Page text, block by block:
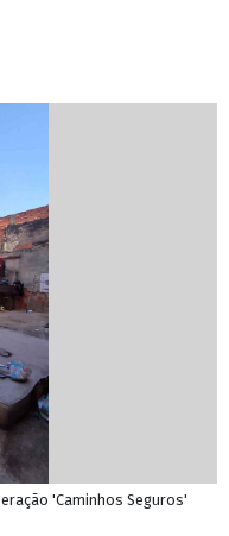
'Caminhos Seguros'